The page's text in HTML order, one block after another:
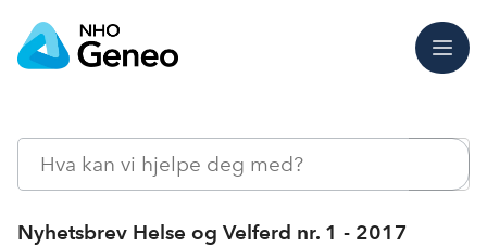
Meny
Søk
Nyhetsbrev Helse og Velferd nr. 1 - 2017